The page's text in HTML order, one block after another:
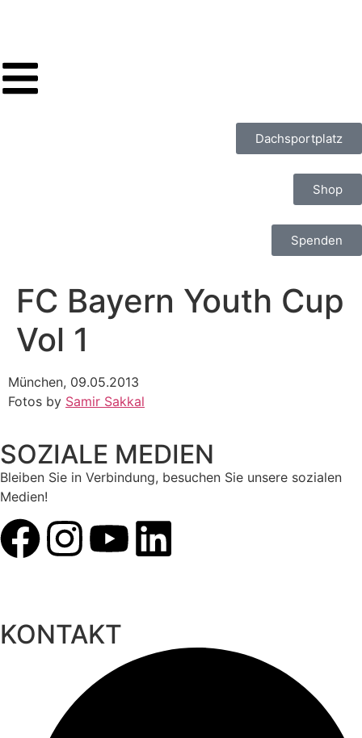
Dachsportplatz
Shop
Spenden
FC Bayern Youth Cup
Vol 1
München, 09.05.2013
Fotos by Samir Sakkal
SOZIALE MEDIEN
Bleiben Sie in Verbindung, besuchen Sie unsere sozialen
Medien!
KONTAKT